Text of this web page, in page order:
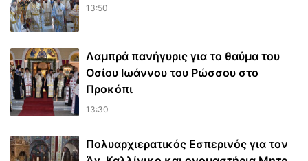
13:50
Λαμπρά πανήγυρις για το θαύμα του
Οσίου Ιωάννου του Ρώσσου στο
Προκόπι
13:30
Πολυαρχιερατικός Εσπερινός για τον